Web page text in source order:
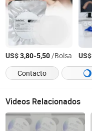
US$3,80-5,50/Bolsa US$
Contacto
Videos Relacionados